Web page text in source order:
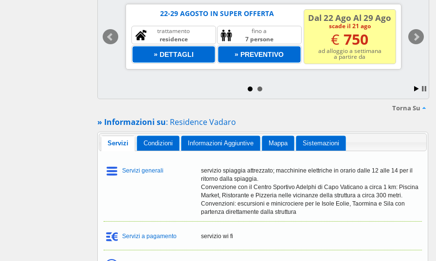
22-29 AGOSTO IN SUPER OFFERTA
trattamento
residence
fino a
7 persone
» DETTAGLI » PREVENTIVO
Dal 22 Ago Al 29 Ago
scade il 21 ago
€ 750
ad alloggio a settimana
a partire da
Torna Su
» Informazioni su: Residence Vadaro
Servizi Condizioni Informazioni Aggiuntive Mappa Sistemazioni
Servizi generali
servizio spiaggia attrezzato; macchinine elettriche in orario dalle 12 alle 14 per il
ritorno dalla spiaggia.
Convenzione con il Centro Sportivo Adelphi di Capo Vaticano a circa 1 km: Piscina
Market, Ristorante e Pizzeria nelle vicinanze della struttura a circa 300 metri.
Convenzioni: escursioni e minicrociere per le Isole Eolie, Taormina e Sila con
partenza direttamente dalla struttura
Servizi a pagamento servizio wi fi